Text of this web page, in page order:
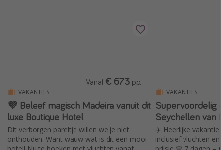
Disneyland Parijs
Strandvakantie in Italië
Strandvakantie in Nederland
All inclusive vakantie in Griekenland
VAKANTIES
💜 Beleef magisch Madeira vanuit dit
luxe Boutique Hotel
Dit verborgen pareltje willen we je niet
onthouden. Want wauw wat is dit een mooi
Vanaf € 673 p.p.
VAKANTIES
Supervoordelig
Seychellen van
✈️ Heerlijke
inclusief vluchten